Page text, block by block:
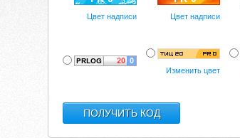
Цвет надписи Цвет надписи
Изменить цвет